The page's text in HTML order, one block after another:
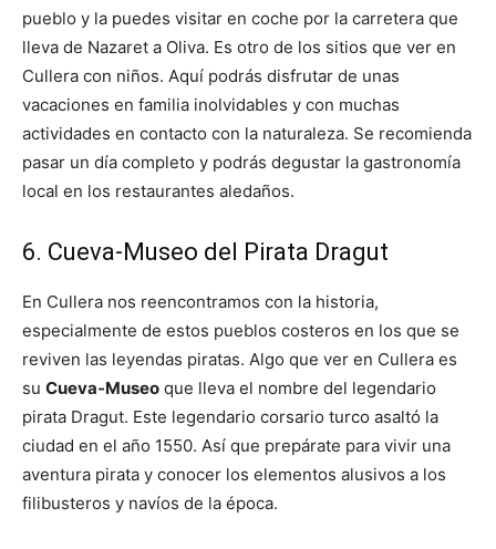
pueblo y la puedes visitar en coche por la carretera que
lleva de Nazaret a Oliva. Es otro de los sitios que ver en
Cullera con niños. Aquí podrás disfrutar de unas
vacaciones en familia inolvidables y con muchas
actividades en contacto con la naturaleza. Se recomienda
pasar un día completo y podrás degustar la gastronomía
local en los restaurantes aledaños.
6. Cueva-Museo del Pirata Dragut
En Cullera nos reencontramos con la historia,
especialmente de estos pueblos costeros en los que se
reviven las leyendas piratas. Algo que ver en Cullera es
su Cueva-Museo que lleva el nombre del legendario
pirata Dragut. Este legendario corsario turco asaltó la
ciudad en el año 1550. Así que prepárate para vivir una
aventura pirata y conocer los elementos alusivos a los
filibusteros y navíos de la época.